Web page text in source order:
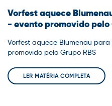
Vorfest aquece
- evento promovido pelo
Vorfest aquece Blumenau
promovido pelo Grupo RBS
LER MATÉRIA COMPLETA